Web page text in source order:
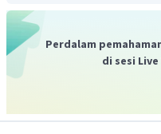
Perdalam
di sesi Live